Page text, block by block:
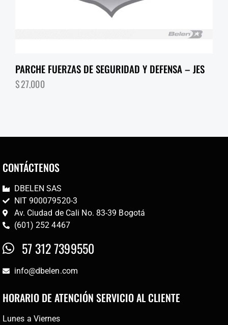
PARCHE FUERZAS DE SEGURIDAD Y DEFENSA – JES
$27,000
CONTÁCTENOS
DBELEN SAS
NIT 900079520-3
Av. Ciudad de Cali No. 83-39 Bogotá
(601) 252 4467
57 312 7399550
info@dbelen.com
HORARIO DE ATENCIÓN SERVICIO AL CLIENTE
Lunes a Viernes